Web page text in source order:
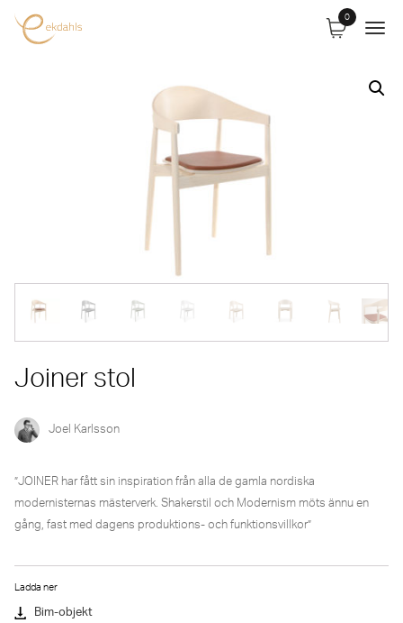
0
Joiner stol
Joel Karlsson
”JOINER har fått sin inspiration från alla de gamla nordiska
modernisternas mästerverk. Shakerstil och Modernism möts ännu en
gång, fast med dagens produktions- och funktionsvillkor”
Ladda ner
Bim-objekt